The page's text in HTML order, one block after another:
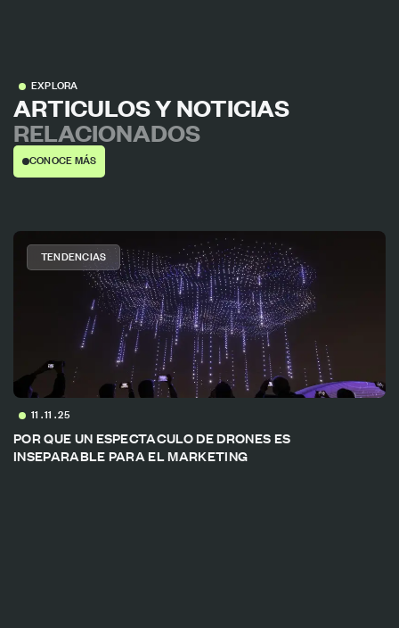
EXPLORA
ARTICULOS Y NOTICIAS
RELACIONADOS
CONOCE MÁS
TENDENCIAS
11 . 11 . 25
POR QUE UN ESPECTACULO DE DRONES ES
INSEPARABLE PARA EL MARKETING